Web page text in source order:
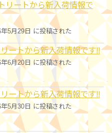
リートから新入荷情報で
年5月29日 に投稿された
ートから新入荷情報です!!
6月20日 に投稿された
ートから新入荷情報です!!
5月30日 に投稿された